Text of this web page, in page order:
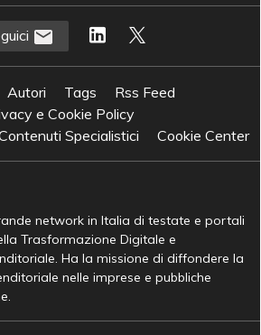
Autori Tags
Rss Feed
e Cookie Policy
Specialistici
Cookie Center
network in Italia di testate e portali
Trasformazione Digitale e
Ha la missione di diffondere la
nelle imprese e pubbliche